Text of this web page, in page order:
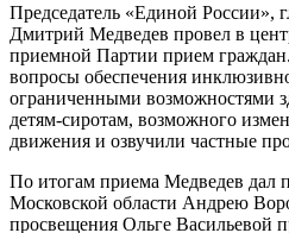
Председатель «Единой России»,
Дмитрий Медведев провел в
приемной Партии прием
вопросы обеспечения
ограниченными возможностями
детям-сиротам, возможного
движения и озвучили частные
По итогам приема Медведев дал
Московской области Андрею
просвещения Ольге Васильевой